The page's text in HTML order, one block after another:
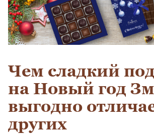
Чем сладкий
на Новый год
выгодно
других